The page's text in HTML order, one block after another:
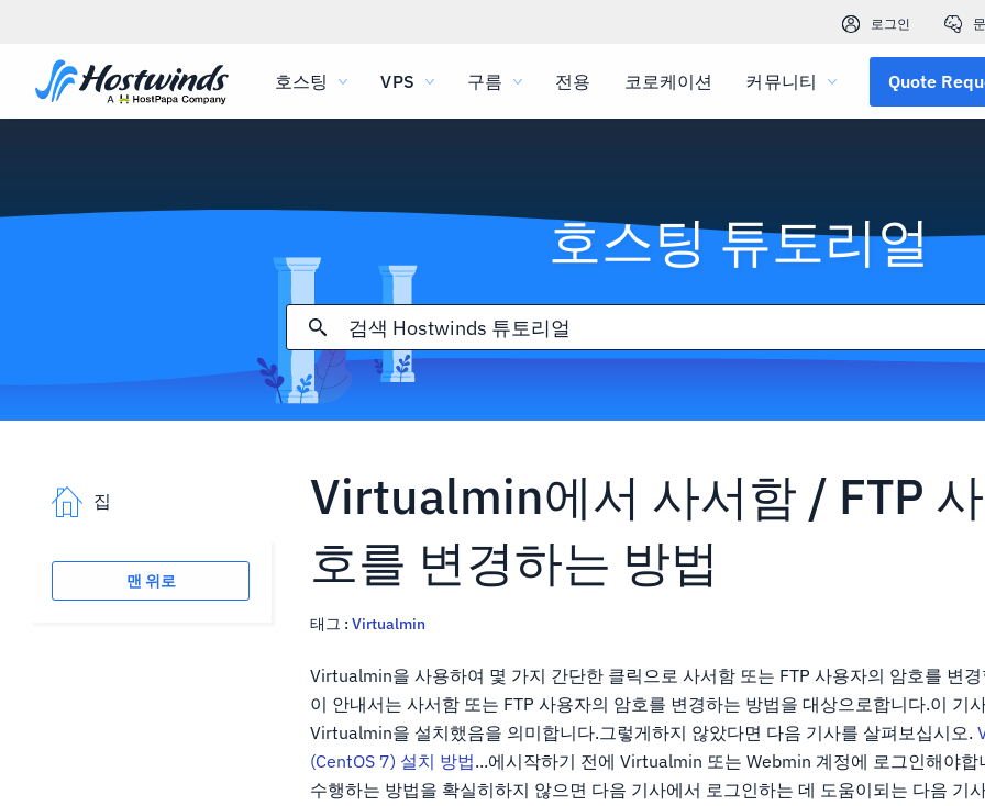
로그인
호스팅 VPS 구름 전용 코로케이션 커뮤니티 Quote
호스팅 튜토리얼
집
맨 위로
Virtualmin에서 사서함 / FTP
호를 변경하는 방법
태그 : Virtualmin
Virtualmin을 사용하여 몇 가지 간단한 클릭으로 사서함 또는 FTP 사용자의 암호를 변
이 안내서는 사서함 또는 FTP 사용자의 암호를 변경하는 방법을 대상으로합니다.이 기
Virtualmin을 설치했음을 의미합니다.그렇게하지 않았다면 다음 기사를 살펴보십시오.
(CentOS 7) 설치 방법...에시작하기 전에 Virtualmin 또는 Webmin 계정에 로그인해야합
수행하는 방법을 확실히하지 않으면 다음 기사에서 로그인하는 데 도움이되는 다음 기